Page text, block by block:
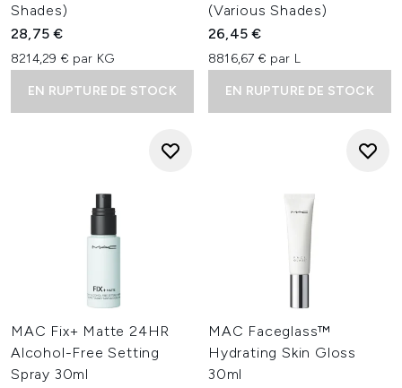
Shades)
28,75 €
8214,29 € par KG
EN RUPTURE DE STOCK
(Various Shades)
26,45 €
8816,67 € par L
EN RUPTURE DE STOCK
MAC Fix+ Matte 24HR
Alcohol-Free Setting
Spray 30ml
MAC Faceglass™
Hydrating Skin Gloss
30ml